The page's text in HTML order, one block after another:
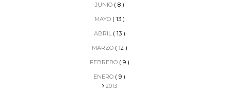
JUNIO ( 8 )
MAYO ( 13 )
ABRIL ( 13 )
MARZO ( 12 )
FEBRERO ( 9 )
ENERO ( 9 )
2013